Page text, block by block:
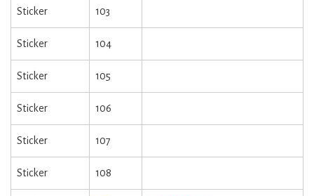
Sticker 103
Sticker 104
Sticker 105
Sticker 106
Sticker 107
Sticker 108